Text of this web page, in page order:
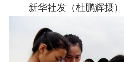
新华社发（杜鹏辉摄）